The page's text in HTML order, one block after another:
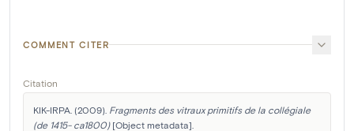
COMMENT CITER
Citation
KIK-IRPA. (2009). Fragments des vitraux primitifs de la collégiale
(de 1415- ca1800) [Object metadata].